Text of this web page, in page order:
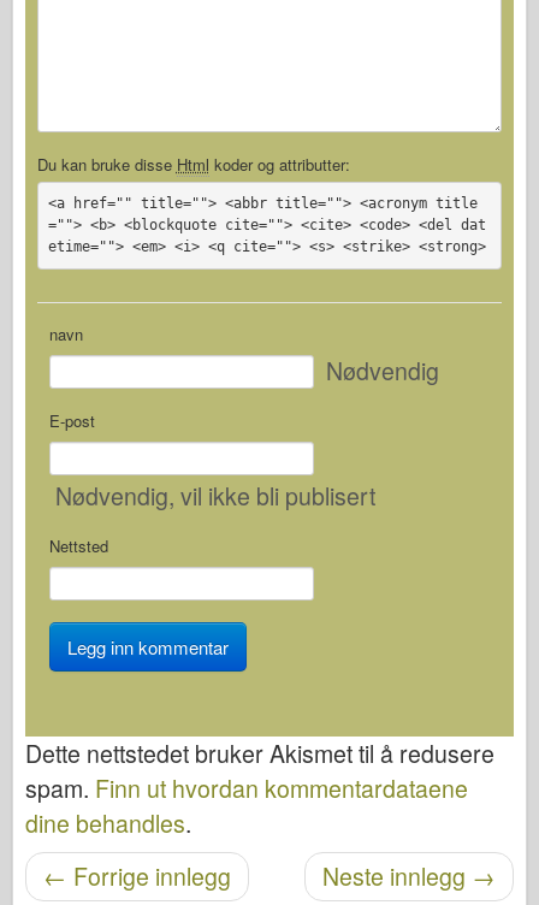
Du kan bruke disse Html koder og attributter:
<a href="" title=""> <abbr title=""> <acronym title
=""> <b> <blockquote cite=""> <cite> <code> <del dat
etime=""> <em> <i> <q cite=""> <s> <strike> <strong>
navn
Nødvendig
E-post
Nødvendig, vil ikke bli publisert
Nettsted
Dette nettstedet bruker Akismet til å redusere
spam. Finn ut hvordan kommentardataene
dine behandles.
Etter navigasjon Neste innlegg →
← Forrige innlegg